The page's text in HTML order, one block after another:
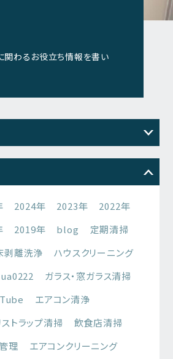
関わるお役立ち情報を書い
2024年 2023年
2022年
2019年 blog
定期清掃
剥離洗浄
ハウスクリーニング
ガラス・窓ガラス清掃
エアコン清浄
ストラップ清掃
飲食店清掃
理
エアコンクリーニング